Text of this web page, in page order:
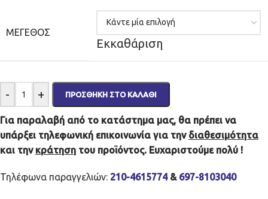
ΜΈΓΕΘΟΣ
Εκκαθάριση
- + ΠΡΟΣΘΉΚΗ ΣΤΟ ΚΑΛΆΘΙ
Για παραλαβή από το κατάστημα μας, θα πρέπει να
υπάρξει τηλεφωνική επικοινωνία για την διαθεσιμότητα
και την κράτηση του προϊόντος. Ευχαριστούμε πολύ !
Τηλέφωνα παραγγελιών: 210-4615774& 697-8103040